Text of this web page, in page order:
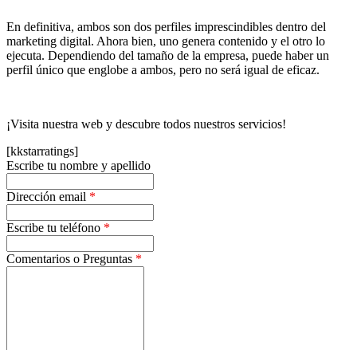
En definitiva, ambos son dos perfiles imprescindibles dentro del
marketing digital. Ahora bien, uno genera contenido y el otro lo
ejecuta. Dependiendo del tamaño de la empresa, puede haber un
perfil único que englobe a ambos, pero no será igual de eficaz.
¡Visita nuestra web y descubre todos nuestros servicios!
[kkstarratings]
Escribe tu nombre y apellido
Dirección email *
Escribe tu teléfono *
Comentarios o Preguntas *